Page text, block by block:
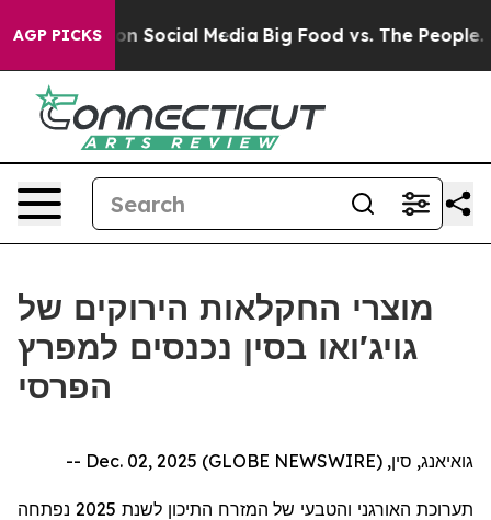
AGP PICKSon Social Media Big Food vs. The People.
מוצרי החקלאות הירוקים של
גויג'ואו בסין נכנסים למפרץ
הפרסי
גואיאנג, סין, Dec. 02, 2025 (GLOBE NEWSWIRE) --
תערוכת האורגני והטבעי של המזרח התיכון לשנת 2025 נפתחה